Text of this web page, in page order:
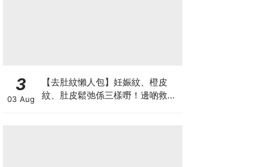
3
03 Aug
【去肚紋懶人包】妊娠紋、橙皮
紋、肚皮鬆弛係三樣嘢！邊啲救得